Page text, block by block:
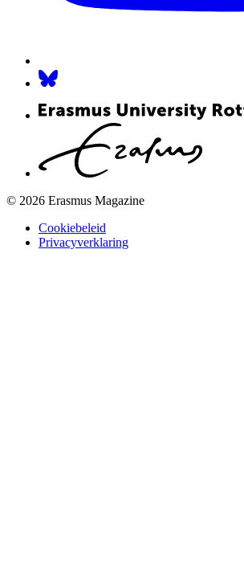
© 2026 Erasmus Magazine
Cookiebeleid
Privacyverklaring